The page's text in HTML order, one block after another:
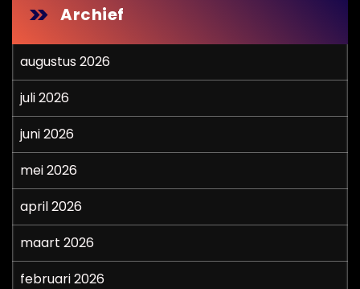
Archief
augustus 2026
juli 2026
juni 2026
mei 2026
april 2026
maart 2026
februari 2026